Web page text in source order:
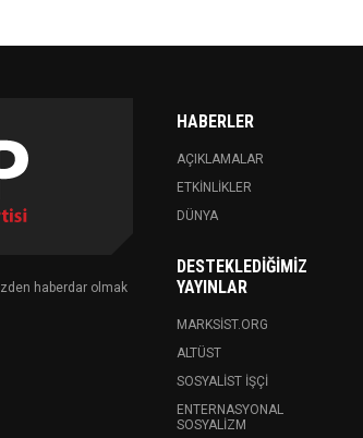
haberdar olmak
HABERLER
AÇIKLAMALAR
ETKINLIKLER
DÜNYA
DESTEKLEDIĞIMIZ
YAYINLAR
MARKSIST.ORG
ALTÜST
SOSYALIST İŞÇI
ENTERNASYONAL
SOSYALIZM